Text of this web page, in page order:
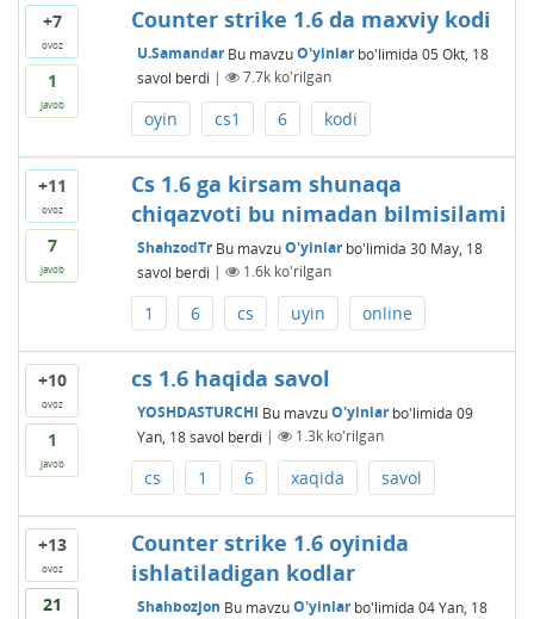
+7
ovoz
1
javob
Counter strike 1.6 da maxviy kodi
U.Samandar Bu mavzuO'yinlarbo'limida 05 Okt, 18
savol berdi | 7.7kko'rilgan
oyin cs1 6 kodi
+11
ovoz
7
javob
Cs 1.6 ga kirsam shunaqa
chiqazvoti bu nimadan bilmisilami
ShahzodTr Bu mavzuO'yinlarbo'limida 30 May, 18
savol berdi | 1.6kko'rilgan
1 6 cs uyin online
+10
ovoz
1
javob
cs 1.6 haqida savol
YOSHDASTURCHI Bu mavzuO'yinlarbo'limida 09
Yan, 18 savol berdi | 1.3kko'rilgan
cs 1 6 xaqida savol
+13
ovoz
21
Counter strike 1.6 oyinida
ishlatiladigan kodlar
Shahbozjon Bu mavzuO'yinlarbo'limida 04 Yan, 18